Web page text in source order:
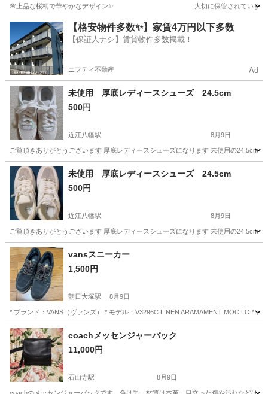
🌸上品な桜柄で華やかなデザイン✨ 大切に保管されていました 🌸ピンク×ゴ
大津市 石山寺駅 靴/バッグ
【格安物件多数✨】家賃4万円以下多数
【保証人ナシ】賃貸物件多数掲載！
ニフティ不動産 Ad
未使用 厚底レディースシューズ 24.5cm
500円
近江八幡駅 8月9日
ご覧頂きありがとうございます 厚底レディースシューズになります 未使用の24.5cm
滋賀 近江八幡市 近江八幡駅
未使用 厚底レディースシューズ 24.5cm
500円
近江八幡駅 8月9日
ご覧頂きありがとうございます 厚底レディースシューズになります 未使用の24.5cm
滋賀 近江八幡市 近江八幡駅
vansスニーカー
1,500円
朝日大塚駅 8月9日
* ブランド：VANS（ヴァンズ） * モデル：V3296C.LINEN ARAMAMENT MOC LO *
滋賀 東近江市 朝日大塚駅 靴
coachメッセンジャーバック
11,000円
石山寺駅 8月9日